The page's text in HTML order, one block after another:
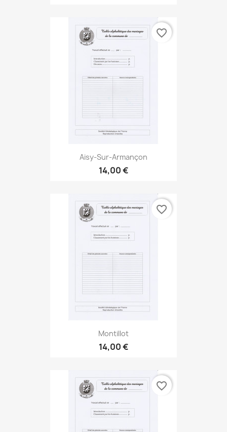
Aisy-Sur-Armançon
14,00 €
favorite_border
Montillot
14,00 €
favorite_border
favorite_border